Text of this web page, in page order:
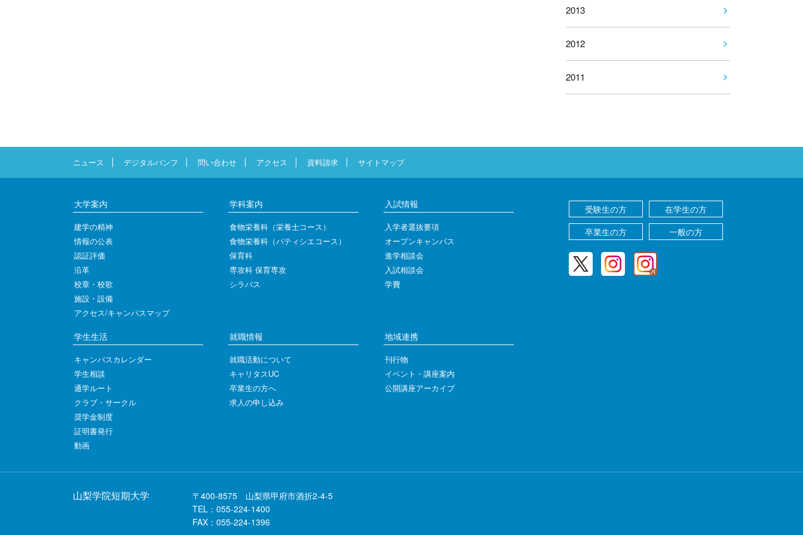
2013
2012
2011
ニュース デジタルパンフ 問い合わせ アクセス 資料請求 サイトマップ
大学案内
建学の精神
情報の公表
認証評価
沿革
校章・校歌
施設・設備
アクセス/キャンパスマップ
学科案内
食物栄養科（栄養士コース）
食物栄養科（パティシエコース）
保育科
専攻科 保育専攻
シラバス
入試情報
入学者選抜要項
オープンキャンパス
進学相談会
入試相談会
学費
学生生活
キャンパスカレンダー
学生相談
通学ルート
クラブ・サークル
奨学金制度
証明書発行
動画
就職情報
就職活動について
キャリタスUC
卒業生の方へ
求人の申し込み
地域連携
刊行物
イベント・講座案内
公開講座アーカイブ
受験生の方
在学生の方
卒業生の方
一般の方
山梨学院短期大学
〒400-8575 山梨県甲府市酒折2-4-5
TEL：055-224-1400
FAX：055-224-1396